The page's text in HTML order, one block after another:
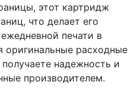
этот картридж
что делает его
печати в
расходные
надежность и
производителем.